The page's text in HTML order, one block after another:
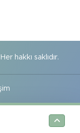
hakkı saklıdır.